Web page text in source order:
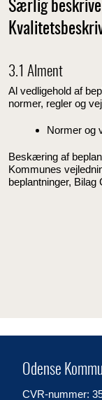
Særlig
3.1 Alment
Al vedligehold af
normer, regler og
Normer og
Beskæring af
Kommunes
beplantninger,
Odense
CVR-nummer: